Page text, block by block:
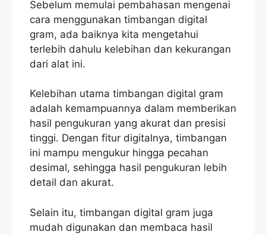
Sebelum memulai pembahasan mengenai
cara menggunakan timbangan digital
gram, ada baiknya kita mengetahui
terlebih dahulu kelebihan dan kekurangan
dari alat ini.
Kelebihan utama timbangan digital gram
adalah kemampuannya dalam memberikan
hasil pengukuran yang akurat dan presisi
tinggi. Dengan fitur digitalnya, timbangan
ini mampu mengukur hingga pecahan
desimal, sehingga hasil pengukuran lebih
detail dan akurat.
Selain itu, timbangan digital gram juga
mudah digunakan dan membaca hasil